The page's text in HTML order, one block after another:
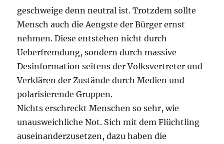
geschweige denn neutral ist. Trotzdem sollte
Mensch auch die Aengste der Bürger ernst
nehmen. Diese entstehen nicht durch
Ueberfremdung, sondern durch massive
Desinformation seitens der Volksvertreter und
Verklären der Zustände durch Medien und
polarisierende Gruppen.
Nichts erschreckt Menschen so sehr, wie
unausweichliche Not. Sich mit dem Flüchtling
auseinanderzusetzen, dazu haben die